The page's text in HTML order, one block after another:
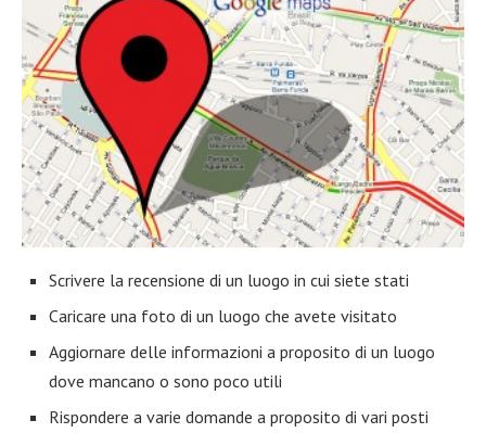
Scrivere la recensione di un luogo in cui siete stati
Caricare una foto di un luogo che avete visitato
Aggiornare delle informazioni a proposito di un luogo
dove mancano o sono poco utili
Rispondere a varie domande a proposito di vari posti